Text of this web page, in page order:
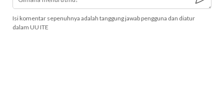
Isi komentar sepenuhnya adalah tanggung jawab pengguna dan diatur
dalam UU ITE